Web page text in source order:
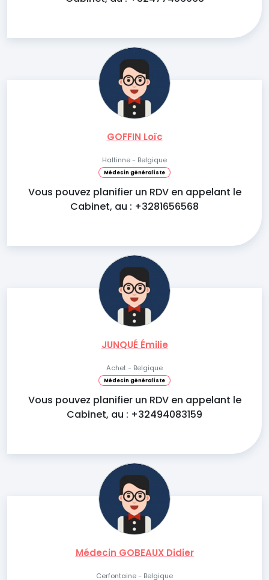
GOFFIN Loïc
Haltinne - Belgique
Médecin généraliste
Vous pouvez planifier un RDV en appelant le
Cabinet, au : +3281656568
JUNQUÉ Émilie
Achet - Belgique
Médecin généraliste
Vous pouvez planifier un RDV en appelant le
Cabinet, au : +32494083159
Médecin GOBEAUX Didier
Cerfontaine - Belgique